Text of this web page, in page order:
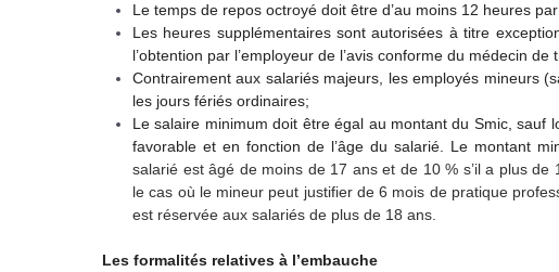
Le temps de repos octroyé doit être d’au moins 12 heures
Les heures supplémentaires sont autorisées à titre
l’obtention par l’employeur de l’avis conforme du médecin
Contrairement aux salariés majeurs, les employés mineurs
les jours fériés ordinaires;
Le salaire minimum doit être égal au montant du Smic, sauf
favorable et en fonction de l’âge du salarié. Le montant
salarié est âgé de moins de 17 ans et de 10 % s’il a plus
le cas où le mineur peut justifier de 6 mois de pratique
est réservée aux salariés de plus de 18 ans.
Les formalités relatives à l’embauche